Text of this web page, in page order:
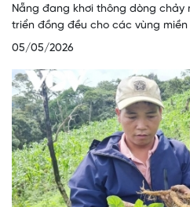
Nẵng đang khơi thông dòng
triển đồng đều cho các vùng
05/05/2026